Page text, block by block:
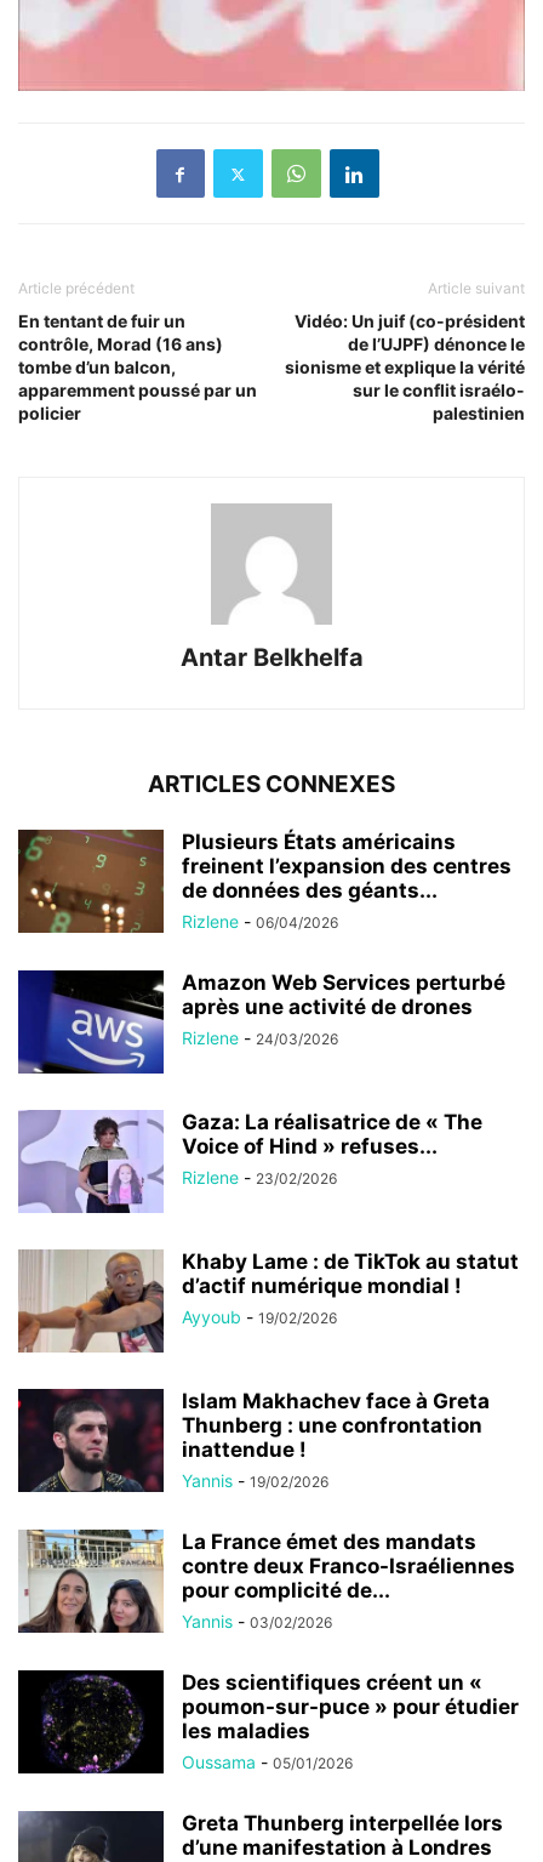
Article précédent
En tentant de fuir un
contrôle, Morad (16 ans)
tombe d’un balcon,
apparemment poussé par un
policier
Article suivant
Vidéo: Un juif (co-président
de l’UJPF) dénonce le
sionisme et explique la vérité
sur le conflit israélo-
palestinien
Antar Belkhelfa
ARTICLES CONNEXES
Plusieurs États américains
freinent l’expansion des centres
de données des géants...
Rizlene - 06/04/2026
Amazon Web Services perturbé
après une activité de drones
Rizlene - 24/03/2026
Gaza: La réalisatrice de « The
Voice of Hind » refuses...
Rizlene - 23/02/2026
Khaby Lame : de TikTok au statut
d’actif numérique mondial !
Ayyoub - 19/02/2026
Islam Makhachev face à Greta
Thunberg : une confrontation
inattendue !
Yannis - 19/02/2026
La France émet des mandats
contre deux Franco-Israéliennes
pour complicité de...
Yannis - 03/02/2026
Des scientifiques créent un «
poumon-sur-puce » pour étudier
les maladies
Oussama - 05/01/2026
Greta Thunberg interpellée lors
d’une manifestation à Londres